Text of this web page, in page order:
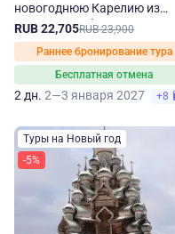
новогоднюю Карелию из
Санкт-Петербурга
RUB 22,705RUB 23,900
Раннее бронирование тура
Бесплатная отмена
2 дн. 2—3 января 2027 +8
Туры на Новый год
-5%